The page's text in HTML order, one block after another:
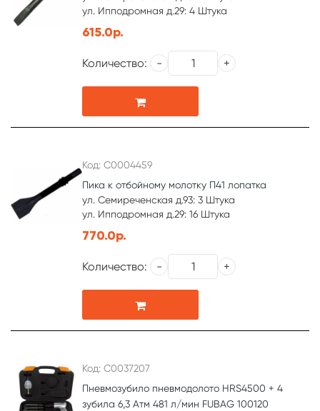
ул. Ипподромная д.29: 4 Штука
615.0р.
Количество:
Код: С0004459
Пика к отбойному молотку П41 лопатка
ул. Семиреченская д.93: 3 Штука
ул. Ипподромная д.29: 16 Штука
770.0р.
Количество:
Код: С0037207
Пневмозубило пневмодолото HRS4500 + 4
зубила 6,3 Атм 481 л/мин FUBAG 100120